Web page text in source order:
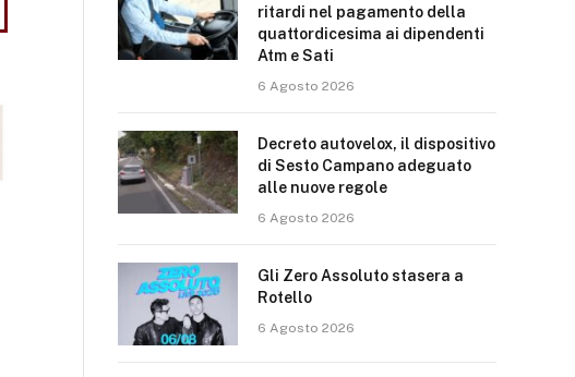
ritardi nel pagamento della
quattordicesima ai dipendenti
Atm e Sati
6 Agosto 2026
Decreto autovelox, il dispositivo
di Sesto Campano adeguato
alle nuove regole
6 Agosto 2026
Gli Zero Assoluto stasera a
Rotello
6 Agosto 2026